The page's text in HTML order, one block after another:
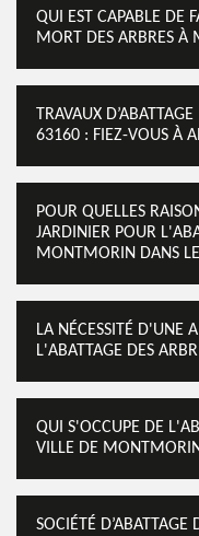
QUI EST CAPABLE DE
MORT DES ARBRES
TRAVAUX
63160 : FIEZ-VOUS À
POUR QUELLES
JARDINIER POUR
MONTMORIN DANS
LA NÉCESSITÉ D'UNE
L'ABATTAGE DES
QUI S'OCCUPE DE
VILLE DE
SOCIÉTÉ D’ABATTAGE